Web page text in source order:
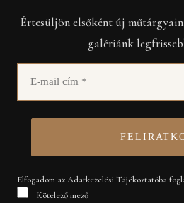
Értesüljön elsőként új
galériánk
Elfogadom az Adatkezelési Tájékoztatóba
Kötelező mező